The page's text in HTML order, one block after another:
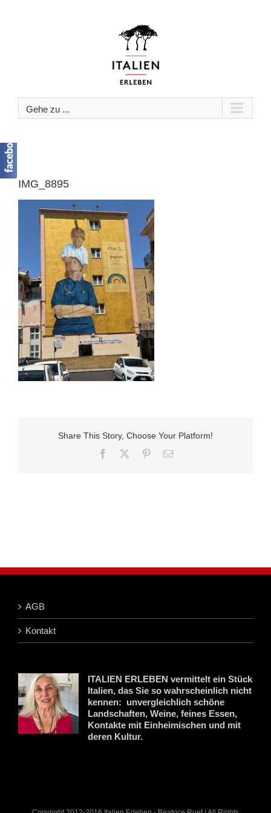
Gehe zu ...
IMG_8895
Share This Story, Choose Your Platform!
Facebook
Pinterest
E-
AGB
Kontakt
ITALIEN ERLEBEN vermittelt ein Stück
Italien, das Sie so wahrscheinlich nicht
kennen: unvergleichlich schöne
Landschaften, Weine, feines Essen,
Kontakte mit Einheimischen und mit
deren Kultur.